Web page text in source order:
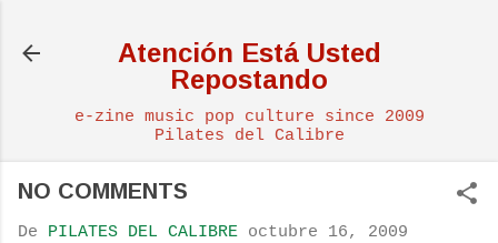
Atención Está Usted
Repostando
e-zine music pop culture since 2009
Pilates del Calibre
NO COMMENTS
De PILATES DEL CALIBRE octubre 16, 2009